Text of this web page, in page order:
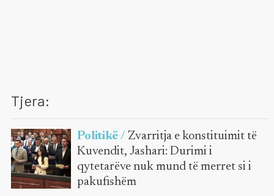
Tjera:
Politikë / Zvarritja e konstituimit të
Kuvendit, Jashari: Durimi i
qytetarëve nuk mund të merret si i
pakufishëm